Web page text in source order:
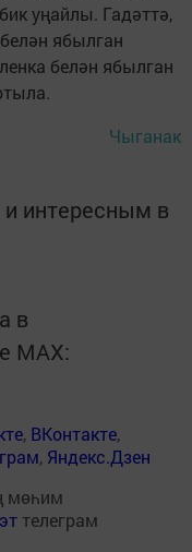
уңайлы. Гадәттә,
ябылган
белән ябылган
Чыганак
интересным в
в
MАХ:
, ВКонтакте,
, Яндекс.Дзен
мөһим
телеграм